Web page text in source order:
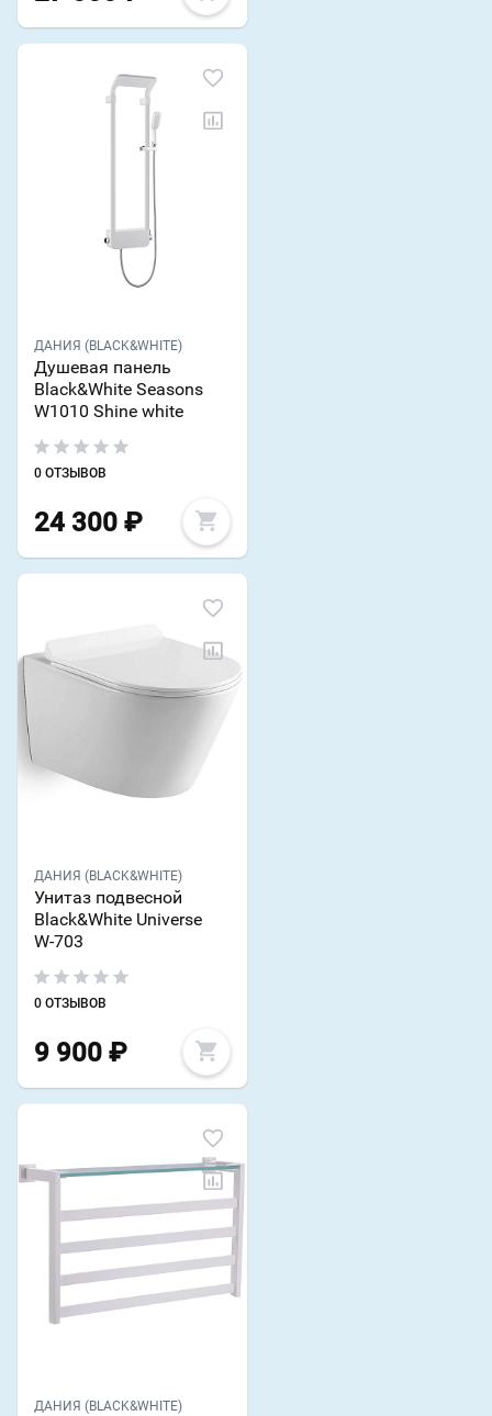
ДАНИЯ (BLACK&WHITE)
Душевая панель
Black&White Seasons
W1010 Shine white
0 ОТЗЫВОВ
24 300 ₽
ДАНИЯ (BLACK&WHITE)
Унитаз подвесной
Black&White Universe
W-703
0 ОТЗЫВОВ
9 900 ₽
ДАНИЯ (BLACK&WHITE)